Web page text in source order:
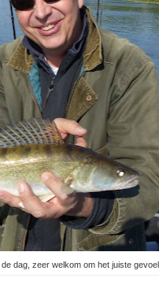
dag, zeer welkom om het juiste